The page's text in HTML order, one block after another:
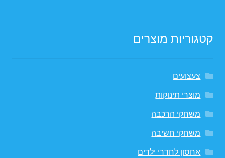
קטגוריות מוצרים
צעצועים
מוצרי תינוקות
משחקי הרכבה
משחקי חשיבה
אחסון לחדרי ילדים